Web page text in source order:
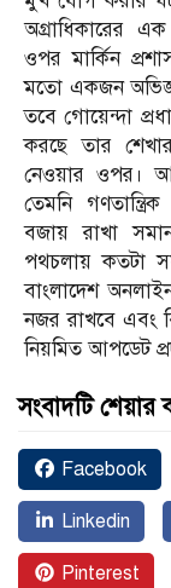
অগ্রাধিকারের
ওপর মার্কিন
মতো একজন অভিজ্ঞ
তবে গোয়েন্দা
করছে তার
নেওয়ার ওপর।
তেমনি
বজায় রাখা
পথচলায় কতটা
বাংলাদেশ
নজর রাখবে এবং
নিয়মিত আপডেট
সংবাদটি
Facebook
Linkedin
Pinterest